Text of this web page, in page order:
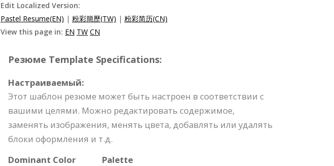
Edit Localized Version:
Pastel Resume(EN) | 粉彩簡歷(TW) | 粉彩简历(CN)
View this page in: EN TW CN
Резюме Template Specifications:
Настраиваемый:
Этот шаблон резюме может быть настроен в соответствии с
вашими целями. Можно редактировать содержимое,
заменять изображения, менять цвета, добавлять или удалять
блоки оформления и т.д.
Dominant Color
Palette